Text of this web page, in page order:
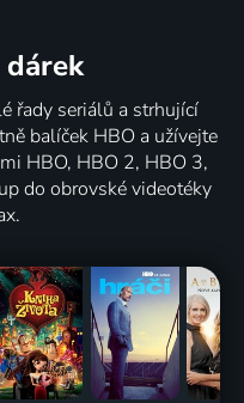
řady seriálů a strhující
balíček HBO a užívejte
HBO, HBO 2, HBO 3,
do obrovské videotéky